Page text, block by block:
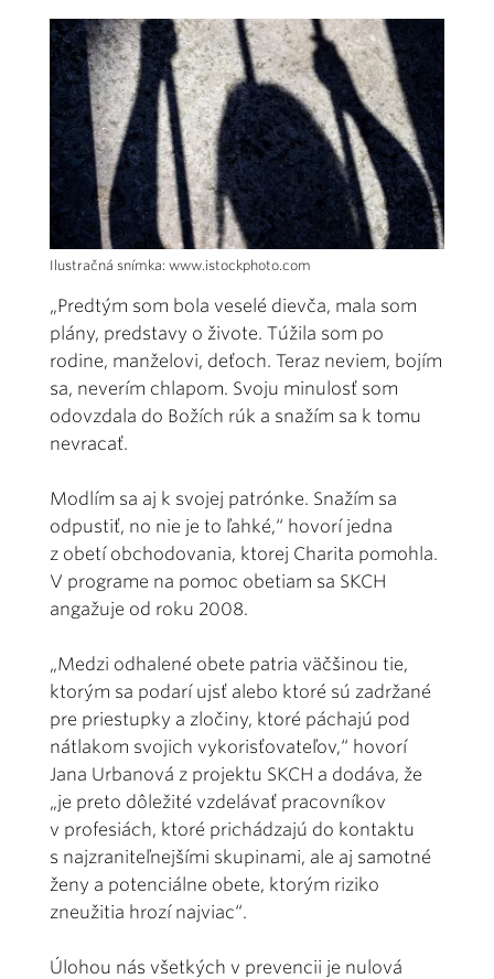
Ilustračná snímka: www.istockphoto.com
„Predtým som bola veselé dievča, mala som
plány, predstavy o živote. Túžila som po
rodine, manželovi, deťoch. Teraz neviem, bojím
sa, neverím chlapom. Svoju minulosť som
odovzdala do Božích rúk a snažím sa k tomu
nevracať.
Modlím sa aj k svojej patrónke. Snažím sa
odpustiť, no nie je to ľahké,“ hovorí jedna
z obetí obchodovania, ktorej Charita pomohla.
V programe na pomoc obetiam sa SKCH
angažuje od roku 2008.
„Medzi odhalené obete patria väčšinou tie,
ktorým sa podarí ujsť alebo ktoré sú zadržané
pre priestupky a zločiny, ktoré páchajú pod
nátlakom svojich vykorisťovateľov,“ hovorí
Jana Urbanová z projektu SKCH a dodáva, že
„je preto dôležité vzdelávať pracovníkov
v profesiách, ktoré prichádzajú do kontaktu
s najzraniteľnejšími skupinami, ale aj samotné
ženy a potenciálne obete, ktorým riziko
zneužitia hrozí najviac“.
Úlohou nás všetkých v prevencii je nulová